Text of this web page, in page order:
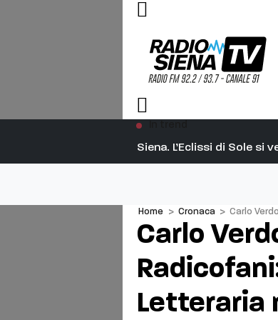
Siena. L’Eclissi di Sole si
Home > Cronaca > Carlo
Carlo
Letteraria